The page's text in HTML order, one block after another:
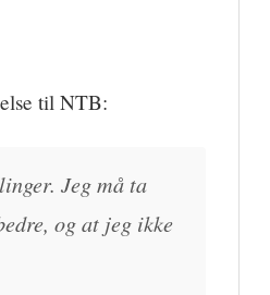
til NTB:
Jeg må ta
og at jeg ikke